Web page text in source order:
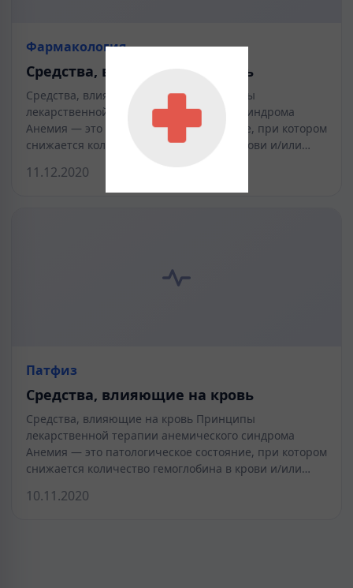
Фармакология
Средства, влияющие на кровь
Средства, влияющие на кровь Принципы
лекарственной терапии анемического синдрома
Анемия — это патологическое состояние, при котором
снижается количество гемоглобина в крови и/или…
11.12.2020
Патфиз
Средства, влияющие на кровь
Средства, влияющие на кровь Принципы
лекарственной терапии анемического синдрома
Анемия — это патологическое состояние, при котором
снижается количество гемоглобина в крови и/или…
10.11.2020